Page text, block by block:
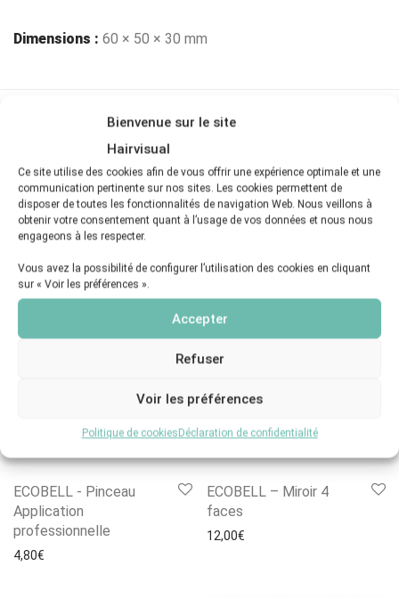
Bienvenue sur le site
Hairvisual
Ce site utilise des cookies afin de vous offrir une expérience optimale et une
communication pertinente sur nos sites. Les cookies permettent de
disposer de toutes les fonctionnalités de navigation Web. Nous veillons à
obtenir votre consentement quant à l’usage de vos données et nous nous
engageons à les respecter.
Vous avez la possibilité de configurer l’utilisation des cookies en cliquant
sur « Voir les préférences ».
Accepter
Refuser
Voir les préférences
Politique de cookiesDéclaration de confidentialité
Dimensions : 60 × 50 × 30 mm
ECOBEPTR
Accessoires
Marque :Ecobell
Vous aimerez peut-être aussi…
ECOBELL - Pinceau
Application
professionnelle
4,80€
ECOBELL – Miroir 4
faces
12,00€